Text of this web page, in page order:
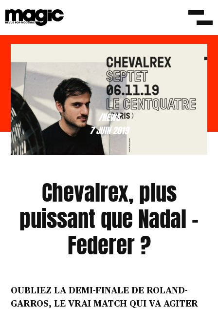
/NEWS
7 JUIN 2019
Chevalrex, plus
puissant que Nadal –
Federer ?
OUBLIEZ LA DEMI-FINALE DE ROLAND-
GARROS, LE VRAI MATCH QUI VA AGITER